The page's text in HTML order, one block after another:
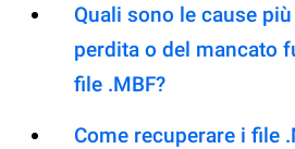
Quali sono le cause
perdita o del mancato
file .MBF?
Come recuperare i file